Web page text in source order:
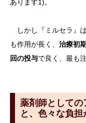
あります1)。
しかし『ミルセラ』
も作用が長く、 治療初
回の投与で良く、最も
薬剤師としての
と、色々な負担